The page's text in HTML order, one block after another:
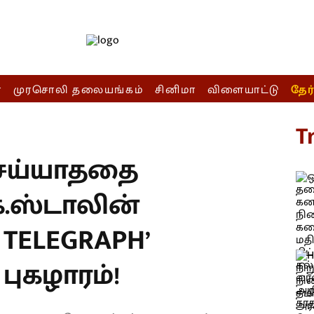
முரசொலி தலையங்கம் சினிமா விளையாட்டு